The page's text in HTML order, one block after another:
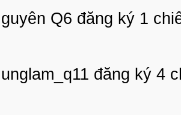
Q6 đăng ký 1
đăng ký 4